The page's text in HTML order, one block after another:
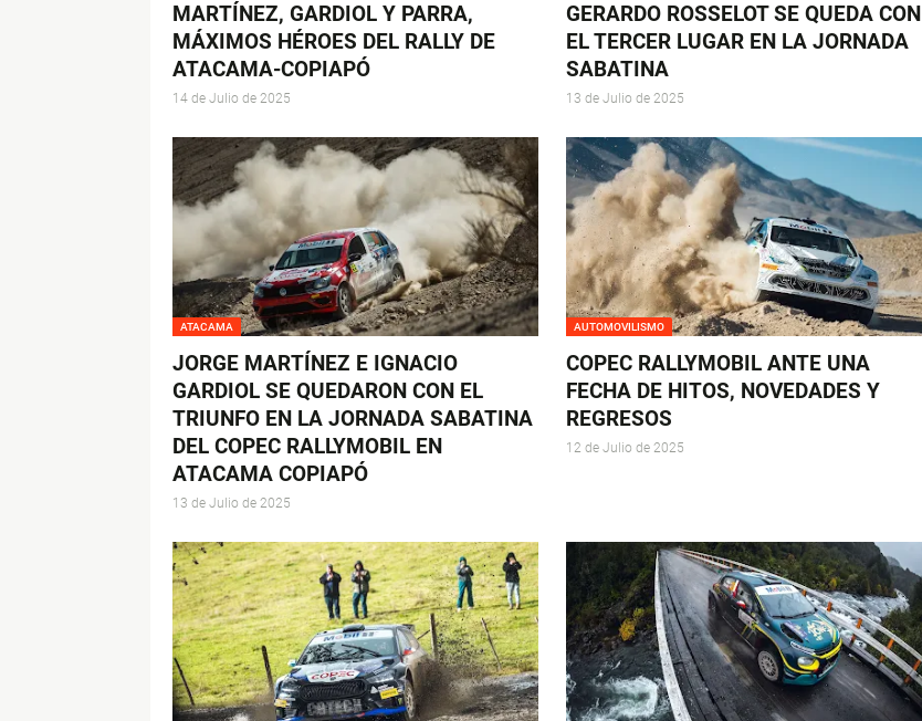
MARTÍNEZ, GARDIOL Y PARRA,
MÁXIMOS HÉROES DEL RALLY DE
ATACAMA-COPIAPÓ
14 de Julio de 2025
GERARDO ROSSELOT SE QUEDA CON
EL TERCER LUGAR EN LA JORNADA
SABATINA
13 de Julio de 2025
ATACAMA
JORGE MARTÍNEZ E IGNACIO
GARDIOL SE QUEDARON CON EL
TRIUNFO EN LA JORNADA SABATINA
DEL COPEC RALLYMOBIL EN
ATACAMA COPIAPÓ
13 de Julio de 2025
AUTOMOVILISMO
COPEC RALLYMOBIL ANTE UNA
FECHA DE HITOS, NOVEDADES Y
REGRESOS
12 de Julio de 2025